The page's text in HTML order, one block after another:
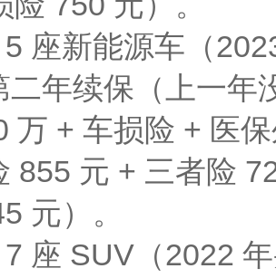
座新能源车（
二年续保（上一年
万 + 车损险 + 医
855 元 + 三者险
元）。​
座 SUV（2022